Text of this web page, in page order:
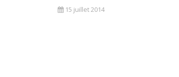
15 juillet 2014